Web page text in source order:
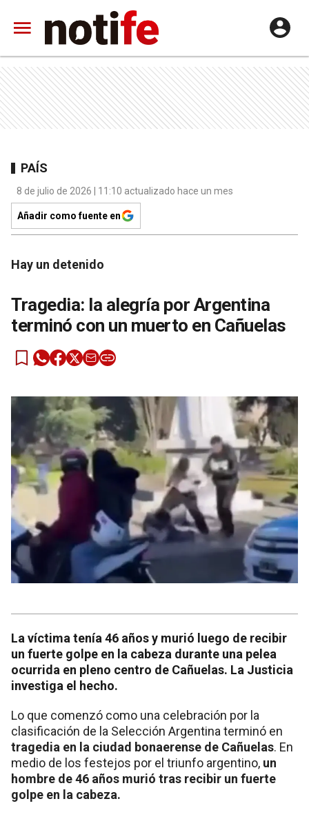
PAÍS
8 de julio de 2026 | 11:10 actualizado hace un mes
Añadir como fuente en
Hay un detenido
Tragedia: la alegría por Argentina
terminó con un muerto en Cañuelas
La víctima tenía 46 años y murió luego de recibir
un fuerte golpe en la cabeza durante una pelea
ocurrida en pleno centro de Cañuelas. La Justicia
investiga el hecho.
Lo que comenzó como una celebración por la
clasificación de la Selección Argentina terminó en
tragedia en la ciudad bonaerense de Cañuelas. En
medio de los festejos por el triunfo argentino, un
hombre de 46 años murió tras recibir un fuerte
golpe en la cabeza.